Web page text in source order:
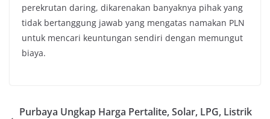
perekrutan daring, dikarenakan banyaknya pihak yang
tidak bertanggung jawab yang mengatas namakan PLN
untuk mencari keuntungan sendiri dengan memungut
biaya.
Purbaya Ungkap Harga Pertalite, Solar, LPG, Listrik